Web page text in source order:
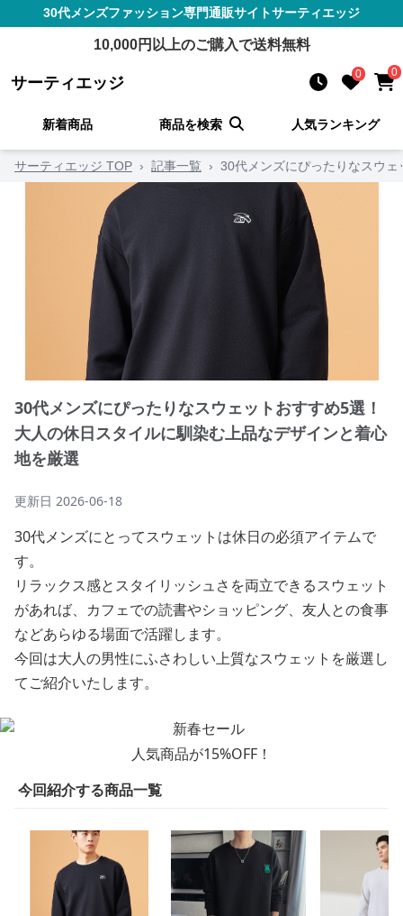
30代メンズファッション専門通販サイトサーティエッジ
10,000円以上のご購入で送料無料
サーティエッジ 0 0
新着商品 商品を検索 人気ランキング
サーティエッジ TOP › 記事一覧 › 30代メンズにぴったりなスウ
30代メンズにぴったりなスウェットおすすめ5選！
大人の休日スタイルに馴染む上品なデザインと着心
地を厳選
更新日 2026-06-18
30代メンズにとってスウェットは休日の必須アイテムで
す。
リラックス感とスタイリッシュさを両立できるスウェット
があれば、カフェでの読書やショッピング、友人との食事
などあらゆる場面で活躍します。
今回は大人の男性にふさわしい上質なスウェットを厳選し
てご紹介いたします。
人気商品が15%OFF！
今回紹介する商品一覧